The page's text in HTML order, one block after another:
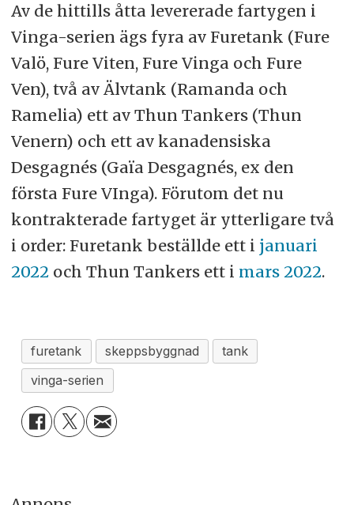
Av de hittills åtta levererade fartygen i
Vinga-serien ägs fyra av Furetank (Fure
Valö, Fure Viten, Fure Vinga och Fure
Ven), två av Älvtank (Ramanda och
Ramelia) ett av Thun Tankers (Thun
Venern) och ett av kanadensiska
Desgagnés (Gaïa Desgagnés, ex den
första Fure VInga). Förutom det nu
kontrakterade fartyget är ytterligare två
i order: Furetank beställde ett i januari
2022och Thun Tankers ett i mars 2022.
furetank skeppsbyggnad
tank
vinga-serien